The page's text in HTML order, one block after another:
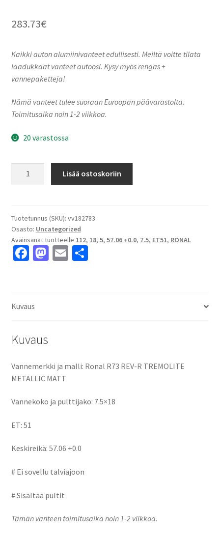
283.73€
Kaikki auton alumiinivanteet edullisesti. Meiltä voitte tilata
laadukkaat vanteet autoosi. Kysy myös rengas +
vannepaketteja!
Nämä vanteet tulee suoraan Euroopan päävarastolta.
Toimitusaika noin 1-2 viikkoa.
20 varastossa
TREMOLITE
METALLIC
MATT
7.5x18"
+0.0
Lisää ostoskoriin
Tuotetunnus (SKU): vv182783
Osasto: Uncategorized
Avainsanat tuotteelle 112, 18, 5, 57.06 +0.0, 7.5, ET51, RONAL
Fa
o
M E S
Kuvaus
Kuvaus
Vannemerkki ja malli: Ronal R73 REV-R TREMOLITE
METALLIC MATT
Vannekoko ja pulttijako: 7.5×18
ET: 51
Keskireikä: 57.06 +0.0
# Ei sovellu talviajoon
# Sisältää pultit
Tämän vanteen toimitusaika noin 1-2 viikkoa.